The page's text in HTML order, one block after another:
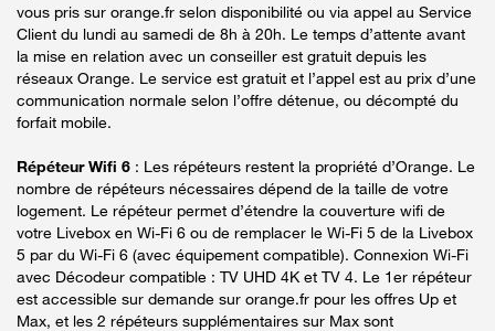
vous pris sur orange.fr selon disponibilité ou via appel au Service
Client du lundi au samedi de 8h à 20h. Le temps d’attente avant
la mise en relation avec un conseiller est gratuit depuis les
réseaux Orange. Le service est gratuit et l’appel est au prix d’une
communication normale selon l’offre détenue, ou décompté du
forfait mobile.
Répéteur Wifi 6 : Les répéteurs restent la propriété d’Orange. Le
nombre de répéteurs nécessaires dépend de la taille de votre
logement. Le répéteur permet d’étendre la couverture wifi de
votre Livebox en Wi-Fi 6 ou de remplacer le Wi-Fi 5 de la Livebox
5 par du Wi-Fi 6 (avec équipement compatible). Connexion Wi-Fi
avec Décodeur compatible : TV UHD 4K et TV 4. Le 1er répéteur
est accessible sur demande sur orange.fr pour les offres Up et
Max, et les 2 répéteurs supplémentaires sur Max sont